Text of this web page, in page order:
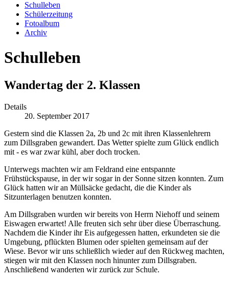
Schulleben
Schülerzeitung
Fotoalbum
Archiv
Schulleben
Wandertag der 2. Klassen
Details
20. September 2017
Gestern sind die Klassen 2a, 2b und 2c mit ihren Klassenlehrern
zum Dillsgraben gewandert. Das Wetter spielte zum Glück endlich
mit - es war zwar kühl, aber doch trocken.
Unterwegs machten wir am Feldrand eine entspannte
Frühstückspause, in der wir sogar in der Sonne sitzen konnten. Zum
Glück hatten wir an Müllsäcke gedacht, die die Kinder als
Sitzunterlagen benutzen konnten.
Am Dillsgraben wurden wir bereits von Herrn Niehoff und seinem
Eiswagen erwartet! Alle freuten sich sehr über diese Überraschung.
Nachdem die Kinder ihr Eis aufgegessen hatten, erkundeten sie die
Umgebung, pflückten Blumen oder spielten gemeinsam auf der
Wiese. Bevor wir uns schließlich wieder auf den Rückweg machten,
stiegen wir mit den Klassen noch hinunter zum Dillsgraben.
Anschließend wanderten wir zurück zur Schule.